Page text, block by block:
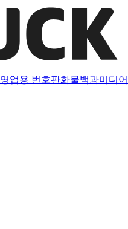
영업용 번호판화물백과미디어